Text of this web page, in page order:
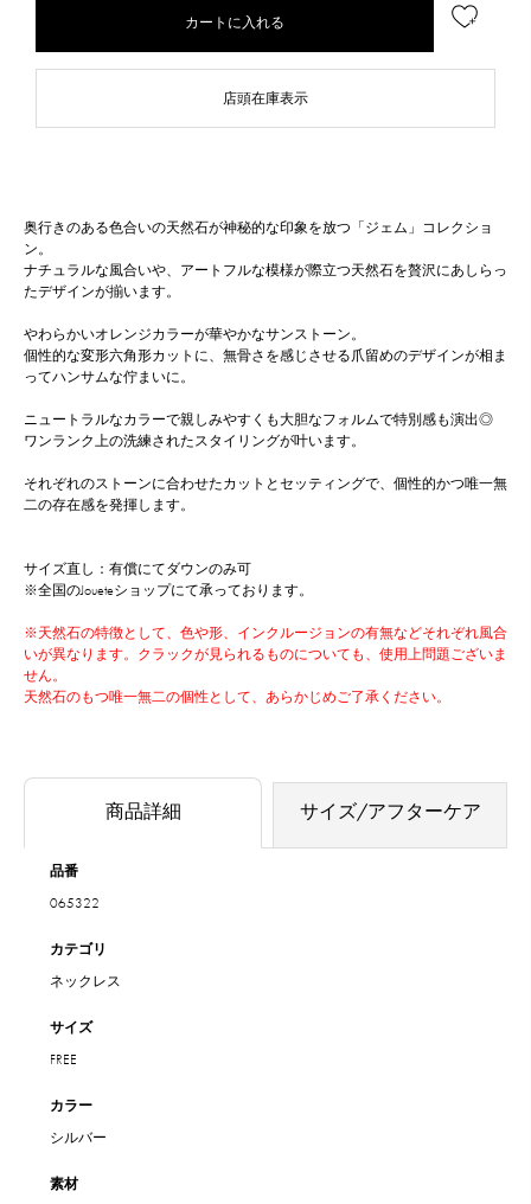
カートに入れる
店頭在庫表示
奥行きのある色合いの天然石が神秘的な印象を放つ「ジェム」コレクショ
ン。
ナチュラルな風合いや、アートフルな模様が際立つ天然石を贅沢にあしらっ
たデザインが揃います。
やわらかいオレンジカラーが華やかなサンストーン。
個性的な変形六角形カットに、無骨さを感じさせる爪留めのデザインが相ま
ってハンサムな佇まいに。
ニュートラルなカラーで親しみやすくも大胆なフォルムで特別感も演出◎
ワンランク上の洗練されたスタイリングが叶います。
それぞれのストーンに合わせたカットとセッティングで、個性的かつ唯一無
二の存在感を発揮します。
サイズ直し：有償にてダウンのみ可
※全国のJoueteショップにて承っております。
※天然石の特徴として、色や形、インクルージョンの有無などそれぞれ風合
いが異なります。クラックが見られるものについても、使用上問題ございま
せん。
天然石のもつ唯一無二の個性として、あらかじめご了承ください。
商品詳細 サイズ/アフターケア
品番
065322
カテゴリ
ネックレス
サイズ
FREE
カラー
シルバー
素材